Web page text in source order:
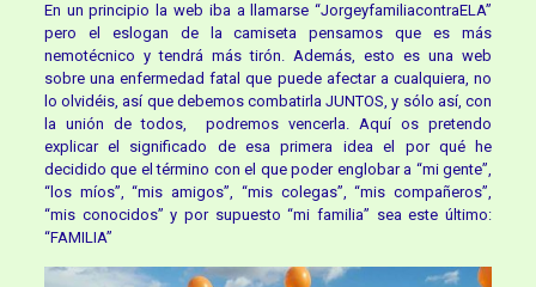
En un principio la web iba a llamarse “JorgeyfamiliacontraELA”
pero el eslogan de la camiseta pensamos que es más
nemotécnico y tendrá más tirón. Además, esto es una web
sobre una enfermedad fatal que puede afectar a cualquiera, no
lo olvidéis, así que debemos combatirla JUNTOS, y sólo así, con
la unión de todos, podremos vencerla. Aquí os pretendo
explicar el significado de esa primera idea el por qué he
decidido que el término con el que poder englobar a “mi gente”,
“los míos”, “mis amigos”, “mis colegas”, “mis compañeros”,
“mis conocidos” y por supuesto “mi familia” sea este último:
“FAMILIA”